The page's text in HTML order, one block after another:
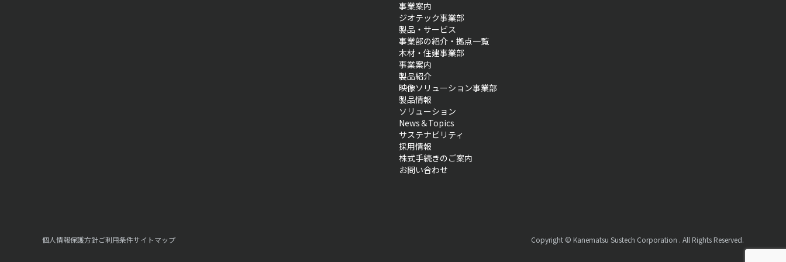
事業案内
ジオテック事業部
製品・サービス
事業部の紹介・拠点一覧
木材・住建事業部
事業案内
製品紹介
映像ソリューション事業部
製品情報
ソリューション
News＆Topics
サステナビリティ
採用情報
株式手続きのご案内
お問い合わせ
個人情報保護方針ご利用条件サイトマップ Copyright © Kanematsu Sustech Corporation . All Rights Reserved.